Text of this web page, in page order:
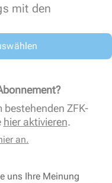
mit den
bestehenden ZFK-
hier aktivieren.
an.
uns Ihre Meinung